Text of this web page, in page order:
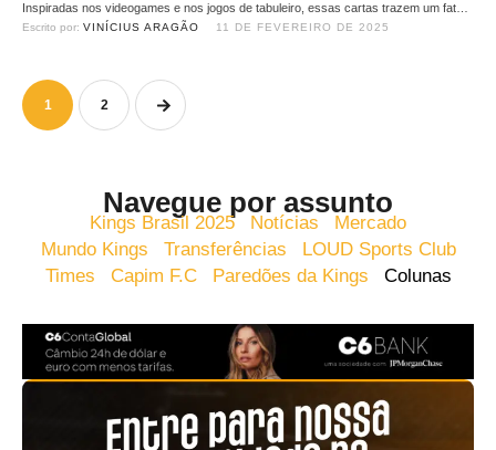
Inspiradas nos videogames e nos jogos de tabuleiro, essas cartas trazem um fator
surpresa que torna o futebol 7 ainda mais imprevisível e emocionante. Como
Escrito por: VINÍCIUS ARAGÃO 11 DE FEVEREIRO DE 2025
1 2
Navegue por assunto
Kings Brasil 2025 Notícias
Mercado
Mundo Kings
Transferências
LOUD Sports Club
Times
Capim F.C Paredões da Kings Colunas